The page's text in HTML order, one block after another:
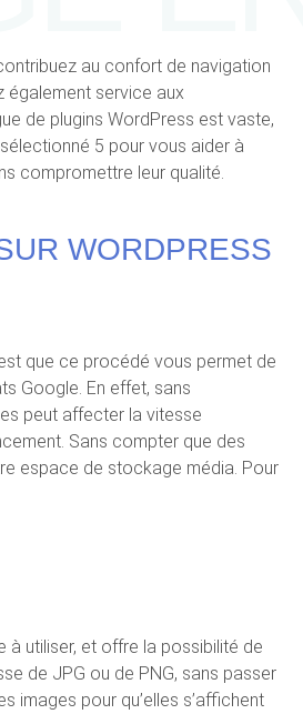
au confort de navigation
également service aux
de plugins WordPress est vaste,
5 pour vous aider à
compromettre leur qualité.
WORDPRESS
que ce procédé vous permet de
Google. En effet, sans
peut affecter la vitesse
Sans compter que des
espace de stockage média. Pour
à utiliser, et offre la possibilité de
de JPG ou de PNG, sans passer
images pour qu’elles s’affichent